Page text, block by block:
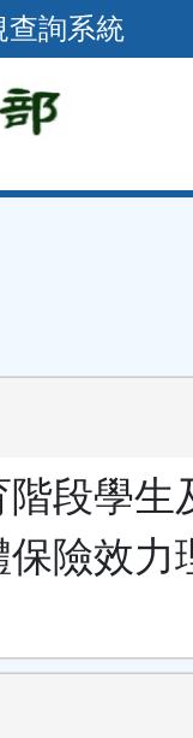
查詢系統
段學生
險效力